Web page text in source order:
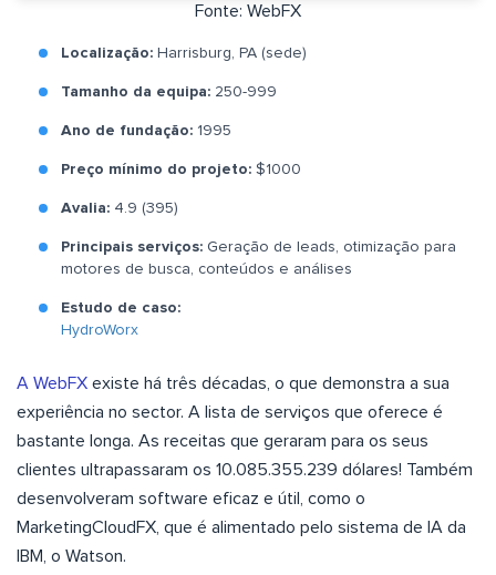
Fonte: WebFX
Localização: Harrisburg, PA (sede)
Tamanho da equipa: 250-999
Ano de fundação: 1995
Preço mínimo do projeto: $1000
Avalia: 4.9 (395)
Principais serviços: Geração de leads, otimização para
motores de busca, conteúdos e análises
Estudo de caso:
HydroWorx
A WebFX existe há três décadas, o que demonstra a sua
experiência no sector. A lista de serviços que oferece é
bastante longa. As receitas que geraram para os seus
clientes ultrapassaram os 10.085.355.239 dólares! Também
desenvolveram software eficaz e útil, como o
MarketingCloudFX, que é alimentado pelo sistema de IA da
IBM, o Watson.